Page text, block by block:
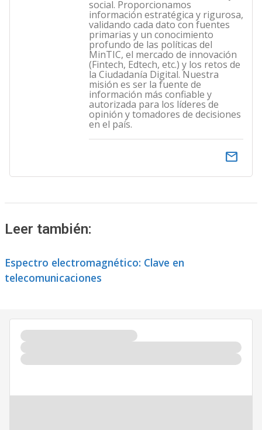
social. Proporcionamos
información estratégica y rigurosa,
validando cada dato con fuentes
primarias y un conocimiento
profundo de las políticas del
MinTIC, el mercado de innovación
(Fintech, Edtech, etc.) y los retos de
la Ciudadanía Digital. Nuestra
misión es ser la fuente de
información más confiable y
autorizada para los líderes de
opinión y tomadores de decisiones
en el país.
email
Leer también:
Espectro electromagnético: Clave en
telecomunicaciones